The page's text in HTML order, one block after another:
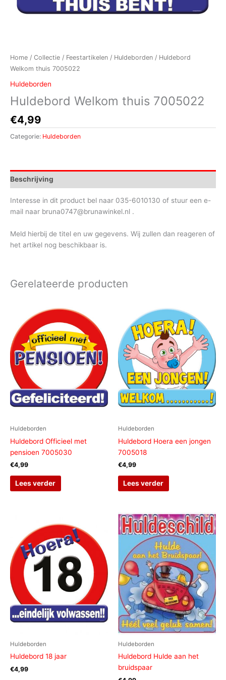
Home / Collectie / Feestartikelen / Huldeborden / Huldebord
Welkom thuis 7005022
Huldeborden
Huldebord Welkom thuis 7005022
€4,99
Categorie: Huldeborden
Beschrijving
Interesse in dit product bel naar 035-6010130 of stuur een e-
mail naar bruna0747@brunawinkel.nl .
Meld hierbij de titel en uw gegevens. Wij zullen dan reageren of
het artikel nog beschikbaar is.
Gerelateerde producten
Huldeborden
Huldebord Officieel met
pensioen 7005030
€4,99
Lees verder
Huldeborden
Huldebord Hoera een jongen
7005018
€4,99
Lees verder
Huldeborden
Huldebord 18 jaar
€4,99
Huldeborden
Huldebord Hulde aan het
bruidspaar